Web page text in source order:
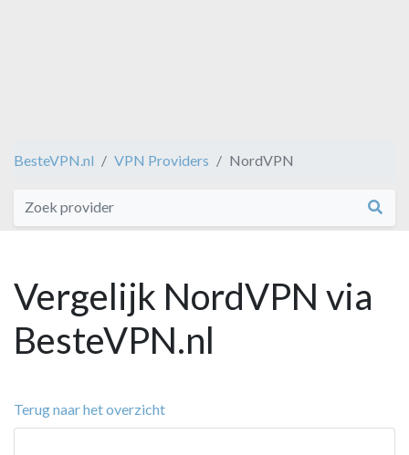
BesteVPN.nl VPN Providers NordVPN
Vergelijk NordVPN via
BesteVPN.nl
Terug naar het overzicht